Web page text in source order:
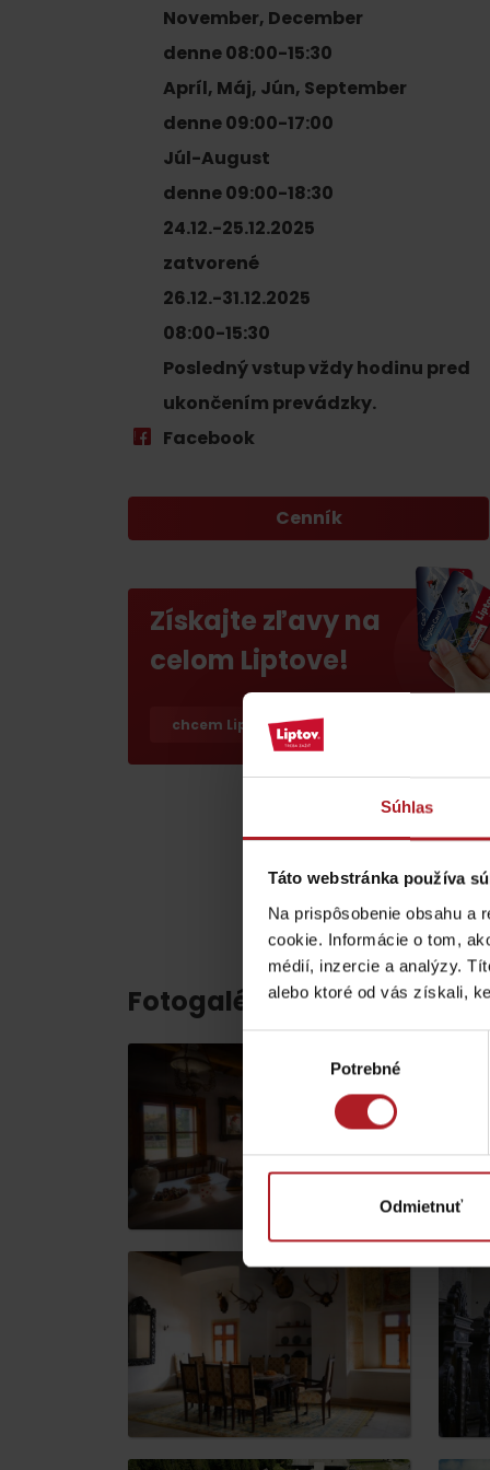
Súhlas
Táto webstránka používa
Na prispôsobenie obsahu a
cookie. Informácie o tom,
médií, inzercie a analýzy.
alebo ktoré od vás získali,
Výber
Potrebné
Odmietnuť
Liptov Region Card!
Počasie a kamery
KAMERY
Múzeum liptovskej
TOP ATRAKCIE
Potrebuješ požičať lyže alebo bicykel?
Požičovne
podľa veku detí
ZOZNAM ATRAKCII PRE DETI
O značke Produkt Liptova
Chaty a útulne
VIAC O NEPOZNANÝCH MIESTACH
November, December
denne 08:00-15:30
Apríl, Máj, Jún, September
denne 09:00-17:00
Júl-August
denne 09:00-18:30
24.12.-25.12.2025
zatvorené
26.12.-31.12.2025
08:00-15:30
Posledný vstup vždy hodinu pred
ukončením prevádzky.
Facebook
Cenník
Získajte zľavy na
celom Liptove!
chcem Liptov region card
Fotogaléria